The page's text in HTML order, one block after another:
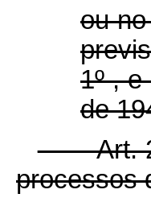
ou
1º ,
de
Art. 2º
processos